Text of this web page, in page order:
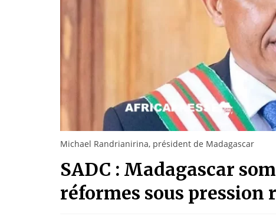
Michael Randrianirina, président de Madagascar
SADC : Madagascar
réformes sous pression